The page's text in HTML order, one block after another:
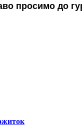
просимо до